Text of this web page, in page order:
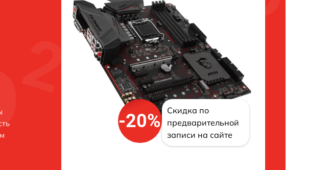
-20%
Скидка по
предварительной
записи на сайте